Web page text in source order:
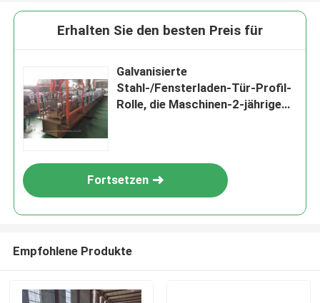
Erhalten Sie den besten Preis für
Galvanisierte
Stahl-/Fensterladen-Tür-Profil-
Rolle, die Maschinen-2-jährige
Fortsetzen
Empfohlene Produkte